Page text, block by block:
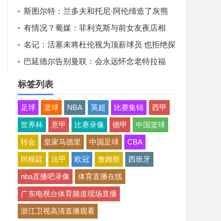
可或缺的核心拼图
斯图尔特：兰多夫和托尼·阿伦缔造了灰熊
的铁血球风
有情况？葡媒：菲利克斯与前女友夜店相
遇，交谈后社媒再次互关
名记：活塞未将杜伦视为顶薪球员 也拒绝探
讨任何先签后换的方案
巴延德尔告别曼联：会永远怀念老特拉福
德，我的心与你们同在
标签列表
足球 篮球 NBA 英超 比赛集锦 西甲
世界杯 意甲 比赛录像 德甲 中国篮球
转会 皇家马德里 中国足球 CBA
阿根廷 法甲 欧冠 詹姆斯 西班牙
nba直播吧录像 体育直播在线
广东电视台体育频道现场直播
浙江卫视高清直播观看